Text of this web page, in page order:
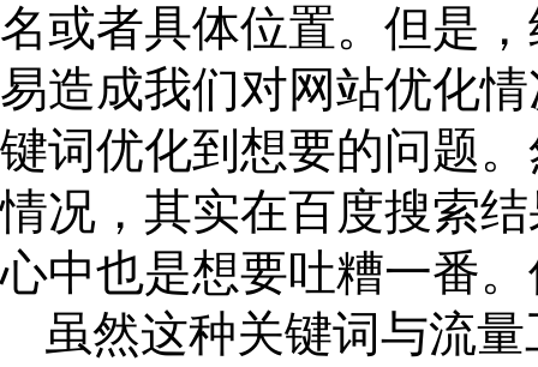
名或者具体位置。但是
易造成我们对网站优化
键词优化到想要的问题
情况，其实在百度搜索
心中也是想要吐糟一番
虽然这种关键词与流